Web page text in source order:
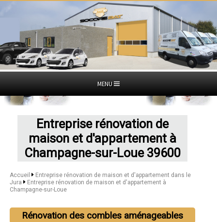
MENU
Entreprise rénovation de
maison et d'appartement à
Champagne-sur-Loue 39600
Accueil
Entreprise rénovation de maison et d'appartement dans le
Jura
Entreprise rénovation de maison et d'appartement à
Champagne-sur-Loue
Rénovation des combles aménageables